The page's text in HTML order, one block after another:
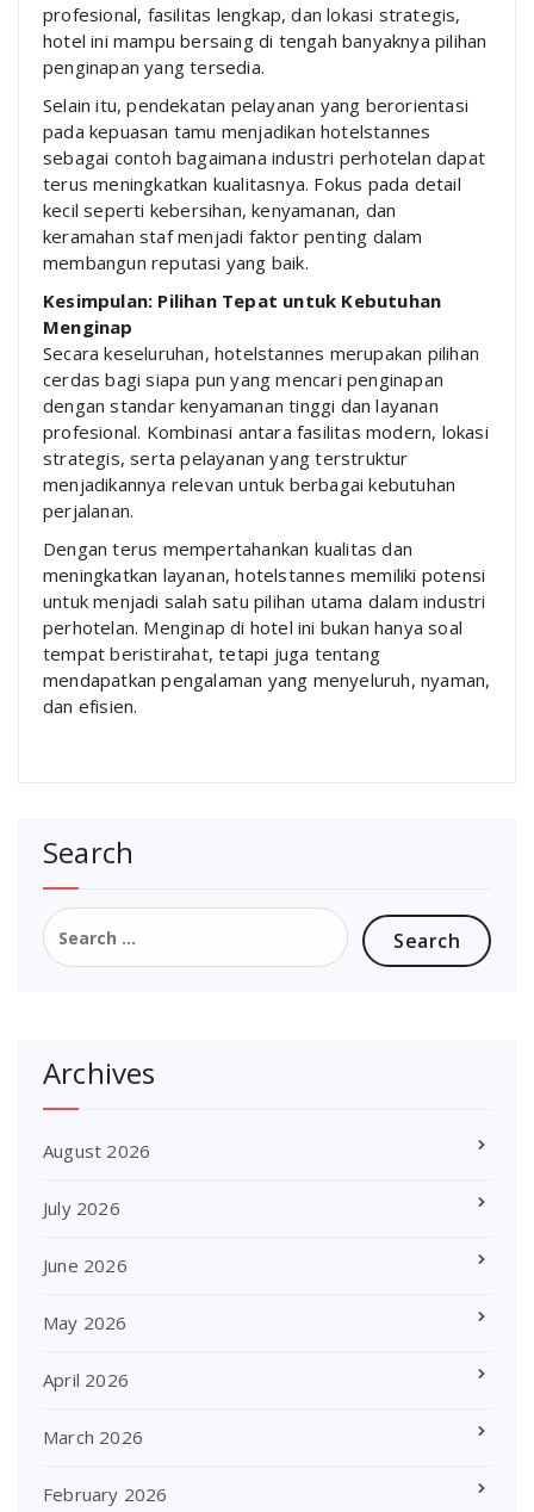
profesional, fasilitas lengkap, dan lokasi strategis,
hotel ini mampu bersaing di tengah banyaknya pilihan
penginapan yang tersedia.
Selain itu, pendekatan pelayanan yang berorientasi
pada kepuasan tamu menjadikan hotelstannes
sebagai contoh bagaimana industri perhotelan dapat
terus meningkatkan kualitasnya. Fokus pada detail
kecil seperti kebersihan, kenyamanan, dan
keramahan staf menjadi faktor penting dalam
membangun reputasi yang baik.
Kesimpulan: Pilihan Tepat untuk Kebutuhan
Menginap
Secara keseluruhan, hotelstannes merupakan pilihan
cerdas bagi siapa pun yang mencari penginapan
dengan standar kenyamanan tinggi dan layanan
profesional. Kombinasi antara fasilitas modern, lokasi
strategis, serta pelayanan yang terstruktur
menjadikannya relevan untuk berbagai kebutuhan
perjalanan.
Dengan terus mempertahankan kualitas dan
meningkatkan layanan, hotelstannes memiliki potensi
untuk menjadi salah satu pilihan utama dalam industri
perhotelan. Menginap di hotel ini bukan hanya soal
tempat beristirahat, tetapi juga tentang
mendapatkan pengalaman yang menyeluruh, nyaman,
dan efisien.
Search
Search
for:
Archives
August 2026
July 2026
June 2026
May 2026
April 2026
March 2026
February 2026